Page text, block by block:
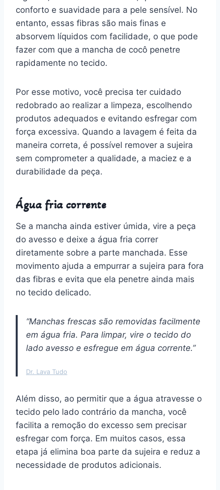
conforto e suavidade para a pele sensível. No
entanto, essas fibras são mais finas e
absorvem líquidos com facilidade, o que pode
fazer com que a mancha de cocô penetre
rapidamente no tecido.
Por esse motivo, você precisa ter cuidado
redobrado ao realizar a limpeza, escolhendo
produtos adequados e evitando esfregar com
força excessiva. Quando a lavagem é feita da
maneira correta, é possível remover a sujeira
sem comprometer a qualidade, a maciez e a
durabilidade da peça.
Água fria corrente
Se a mancha ainda estiver úmida, vire a peça
do avesso e deixe a água fria correr
diretamente sobre a parte manchada. Esse
movimento ajuda a empurrar a sujeira para fora
das fibras e evita que ela penetre ainda mais
no tecido delicado.
“Manchas frescas são removidas facilmente
em água fria. Para limpar, vire o tecido do
lado avesso e esfregue em água corrente.”
Dr. Lava Tudo
Além disso, ao permitir que a água atravesse o
tecido pelo lado contrário da mancha, você
facilita a remoção do excesso sem precisar
esfregar com força. Em muitos casos, essa
etapa já elimina boa parte da sujeira e reduz a
necessidade de produtos adicionais.